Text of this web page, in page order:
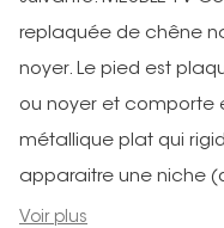
replaquée de chêne
noyer. Le pied est
ou noyer et comporte
métallique plat qui
apparaitre une niche
Voir plus